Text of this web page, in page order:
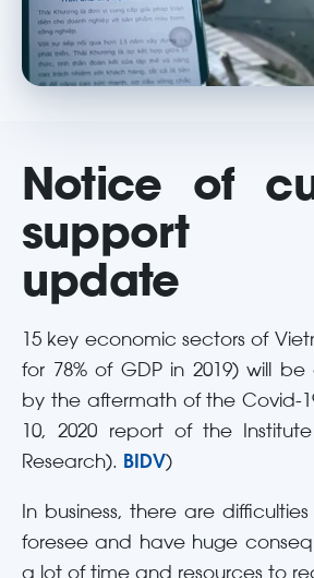
Notice of
support
update
15 key economic sectors of
for 78% of GDP in 2019) will
by the aftermath of the Covid-
10, 2020 report of the
Research). BIDV)
In business, there are
foresee and have huge